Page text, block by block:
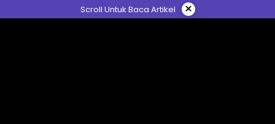
ke
Scroll Untuk Baca Artikel ×